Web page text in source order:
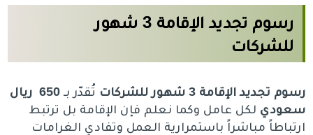
رسوم تجديد الإقامة 3 شهور
للشركات
رسوم تجديد الإقامة 3 شهور للشركات تُقدّر بـ650 ريال
سعودي لكل عامل وكما نعلم فإن الإقامة بل ترتبط
ارتباطاً مباشراً باستمرارية العمل وتفادي الغرامات